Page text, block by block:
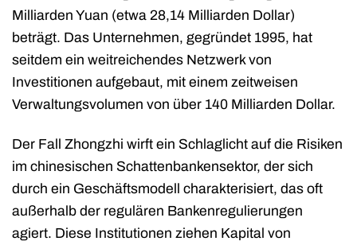
Milliarden Yuan (etwa 28,14 Milliarden Dollar)
beträgt. Das Unternehmen, gegründet 1995, hat
seitdem ein weitreichendes Netzwerk von
Investitionen aufgebaut, mit einem zeitweisen
Verwaltungsvolumen von über 140 Milliarden Dollar.
Der Fall Zhongzhi wirft ein Schlaglicht auf die Risiken
im chinesischen Schattenbankensektor, der sich
durch ein Geschäftsmodell charakterisiert, das oft
außerhalb der regulären Bankenregulierungen
agiert. Diese Institutionen ziehen Kapital von